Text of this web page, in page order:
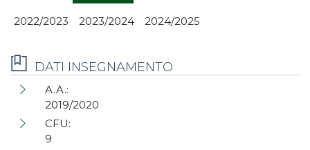
2022/2023 2023/2024 2024/2025
DATI INSEGNAMENTO
A.A.:
2019/2020
CFU:
9